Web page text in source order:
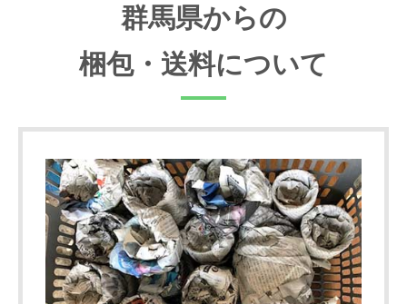
群馬県からの
梱包・送料について